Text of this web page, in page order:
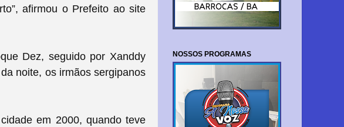
afirmou o Prefeito ao site
Dez, seguido por Xanddy
noite, os irmãos sergipanos
em 2000, quando teve
NOSSOS PROGRAMAS